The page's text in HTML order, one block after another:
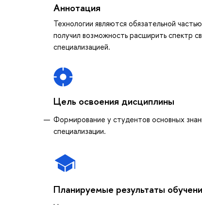
Аннотация
Технологии являются обязательной
получил возможность расширить спектр
специализацией.
Цель освоения дисциплины
Формирование у студентов основных
специализации.
Планируемые результаты